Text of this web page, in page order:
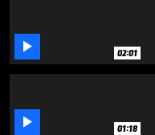
 02:01
 01:18